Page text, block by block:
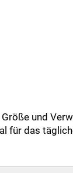
und
für das